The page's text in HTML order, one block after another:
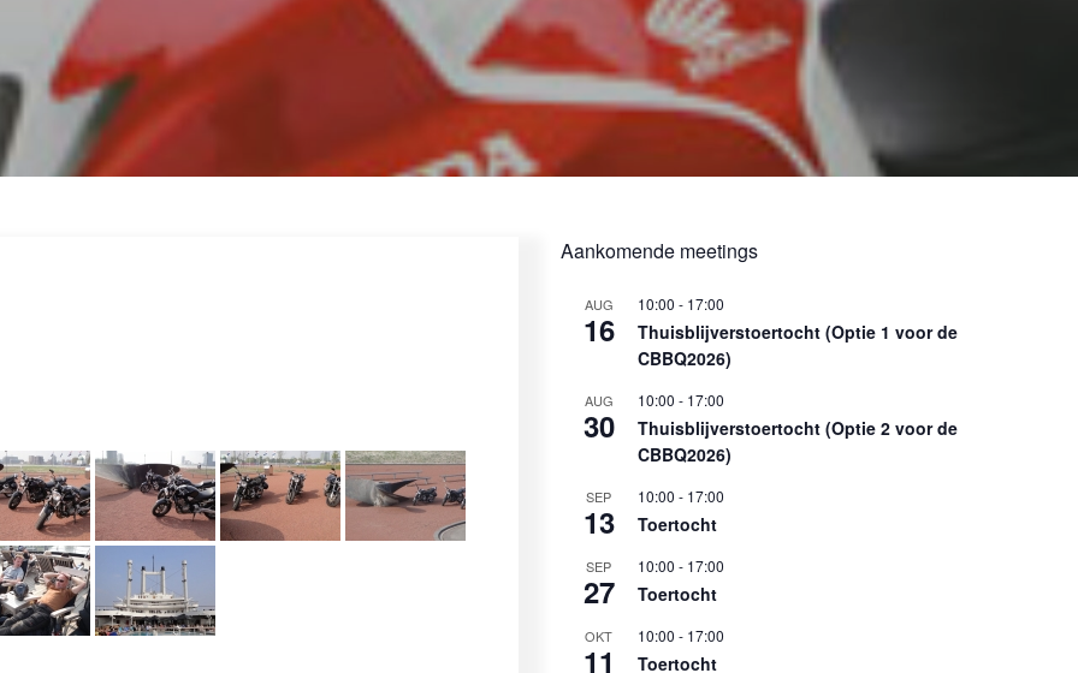
Aankomende meetings
AUG
16
10:00 - 17:00
Thuisblijverstoertocht (Optie 1 voor de
CBBQ2026)
AUG
30
10:00 - 17:00
Thuisblijverstoertocht (Optie 2 voor de
CBBQ2026)
SEP
13
10:00 - 17:00
Toertocht
SEP
27
10:00 - 17:00
Toertocht
OKT
11
10:00 - 17:00
Toertocht